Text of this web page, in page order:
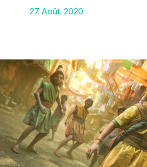
27 Août. 2020